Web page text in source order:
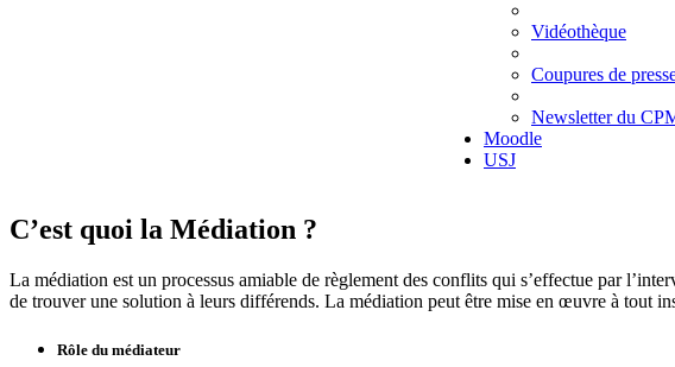
Vidéothèque
Coupures de
Newsletter du
Moodle
USJ
C’est quoi la Médiation ?
La médiation est un processus amiable de règlement des conflits qui s’effectue par
de trouver une solution à leurs différends. La médiation peut être mise en œuvre à tout
Rôle du médiateur